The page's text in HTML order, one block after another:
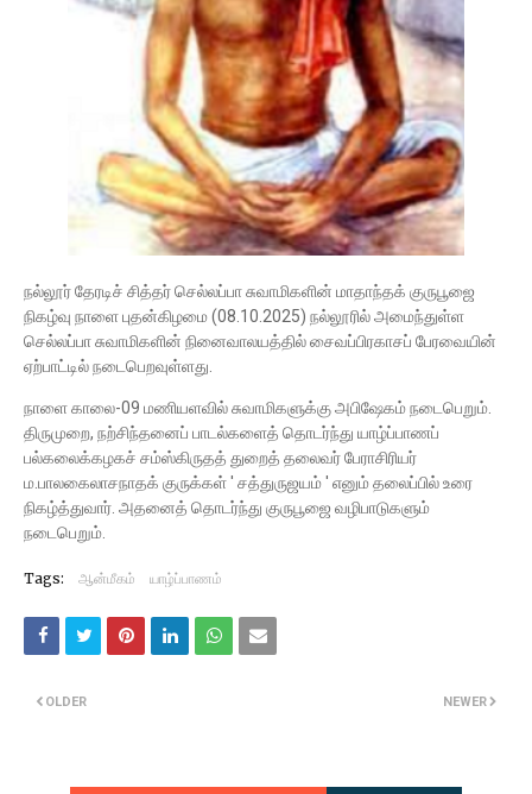
நல்லூர் தேரடிச் சித்தர் செல்லப்பா சுவாமிகளின் மாதாந்தக் குருபூஜை
நிகழ்வு நாளை புதன்கிழமை (08.10.2025) நல்லூரில் அமைந்துள்ள
செல்லப்பா சுவாமிகளின் நினைவாலயத்தில் சைவப்பிரகாசப் பேரவையின்
ஏற்பாட்டில் நடைபெறவுள்ளது.
நாளை காலை-09 மணியளவில் சுவாமிகளுக்கு அபிஷேகம் நடைபெறும்.
திருமுறை, நற்சிந்தனைப் பாடல்களைத் தொடர்ந்து யாழ்ப்பாணப்
பல்கலைக்கழகச் சம்ஸ்கிருதத் துறைத் தலைவர் பேராசிரியர்
ம.பாலகைலாசநாதக் குருக்கள் ' சத்துருஜயம் ' எனும் தலைப்பில் உரை
நிகழ்த்துவார். அதனைத் தொடர்ந்து குருபூஜை வழிபாடுகளும்
நடைபெறும்.
Tags: ஆன்மீகம் யாழ்ப்பாணம்
NEWER
OLDER